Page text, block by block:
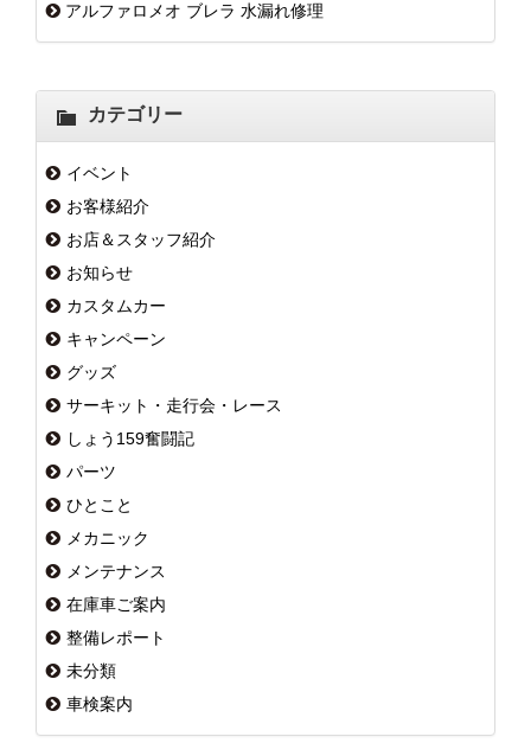
アルファロメオ ブレラ 水漏れ修理
カテゴリー
イベント
お客様紹介
お店＆スタッフ紹介
お知らせ
カスタムカー
キャンペーン
グッズ
サーキット・走行会・レース
しょう159奮闘記
パーツ
ひとこと
メカニック
メンテナンス
在庫車ご案内
整備レポート
未分類
車検案内